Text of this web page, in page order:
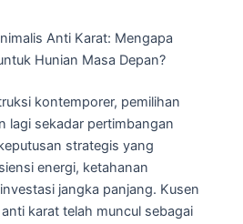
Anti Karat: Mengapa
Hunian Masa Depan?
kontemporer, pemilihan
lagi sekadar pertimbangan
strategis yang
energi, ketahanan
jangka panjang. Kusen
karat telah muncul sebagai